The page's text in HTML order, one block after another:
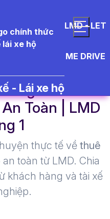
LMD - LET
ME DRIVE
- Lái xe hộ
giờ - Thuê
Toàn | LMD
1​
thực tế về thuê
an toàn từ LMD. Chia
khách hàng và tài xế